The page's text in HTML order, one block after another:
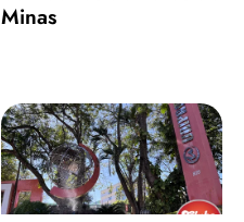
Minas